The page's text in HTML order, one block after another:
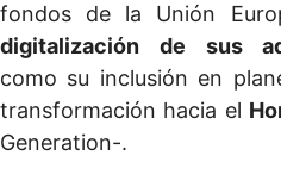
fondos de la Unión
digitalización de sus
como su inclusión en
transformación hacia el
Generation-.